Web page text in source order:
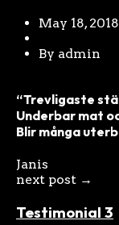
May 18, 2018
By admin
“Trevligaste
Underbar mat
Blir många
Janis
next post →
Testimonial 3